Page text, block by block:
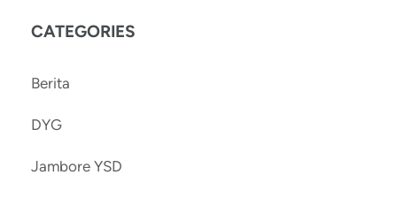
CATEGORIES
Berita
DYG
Jambore YSD